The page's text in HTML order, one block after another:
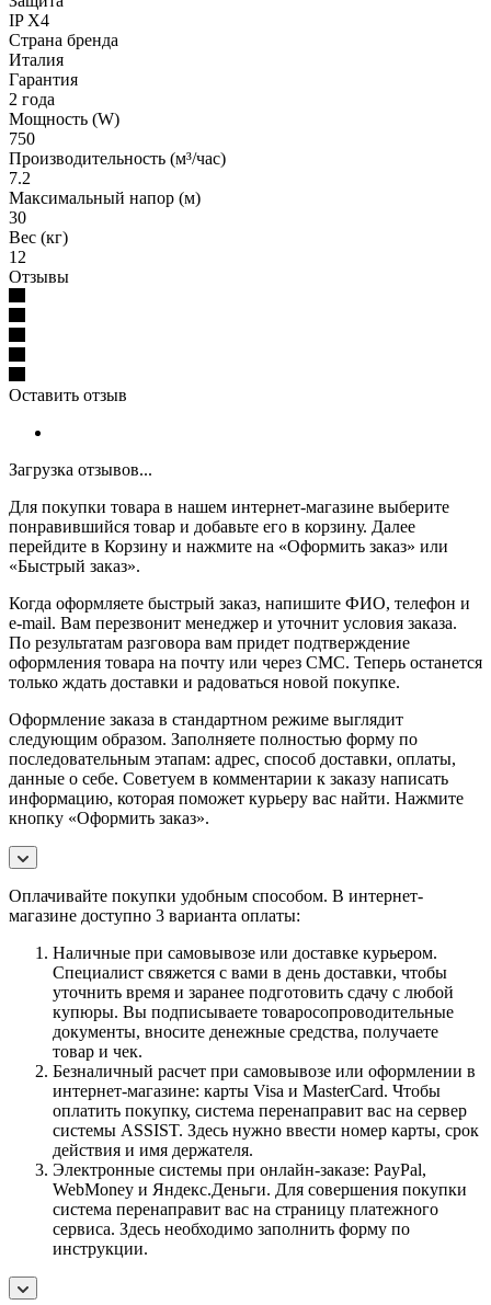
IP X4
Страна бренда
Италия
Гарантия
2 года
Мощность (W)
750
Производительность (м³/час)
7.2
Максимальный напор (м)
30
Вес (кг)
12
Отзывы
Оставить отзыв
Загрузка отзывов...
Для покупки товара в нашем интернет-магазине выберите
понравившийся товар и добавьте его в корзину. Далее
перейдите в Корзину и нажмите на «Оформить заказ» или
«Быстрый заказ».
Когда оформляете быстрый заказ, напишите ФИО, телефон и
e-mail. Вам перезвонит менеджер и уточнит условия заказа.
По результатам разговора вам придет подтверждение
оформления товара на почту или через СМС. Теперь останется
только ждать доставки и радоваться новой покупке.
Оформление заказа в стандартном режиме выглядит
следующим образом. Заполняете полностью форму по
последовательным этапам: адрес, способ доставки, оплаты,
данные о себе. Советуем в комментарии к заказу написать
информацию, которая поможет курьеру вас найти. Нажмите
кнопку «Оформить заказ».
Оплачивайте покупки удобным способом. В интернет-
магазине доступно 3 варианта оплаты:
Наличные при самовывозе или доставке курьером.
Специалист свяжется с вами в день доставки, чтобы
уточнить время и заранее подготовить сдачу с любой
купюры. Вы подписываете товаросопроводительные
документы, вносите денежные средства, получаете
товар и чек.
Безналичный расчет при самовывозе или оформлении в
интернет-магазине: карты Visa и MasterCard. Чтобы
оплатить покупку, система перенаправит вас на сервер
системы ASSIST. Здесь нужно ввести номер карты, срок
действия и имя держателя.
Электронные системы при онлайн-заказе: PayPal,
WebMoney и Яндекс.Деньги. Для совершения покупки
система перенаправит вас на страницу платежного
сервиса. Здесь необходимо заполнить форму по
инструкции.